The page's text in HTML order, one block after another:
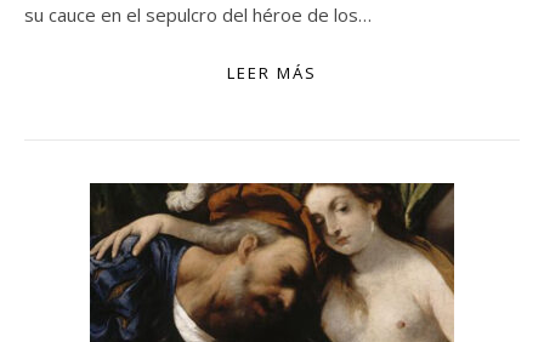
su cauce en el sepulcro del héroe de los…
LEER MÁS